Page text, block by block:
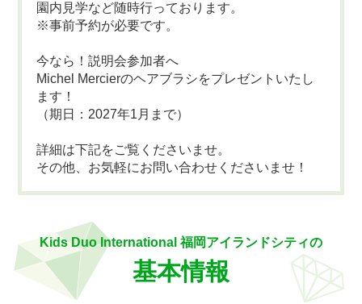
園内見学など随時行っております。
※事前予約が必要です。
今なら！説明会参加者へ
Michel Mercierのヘアブラシをプレゼントいたし
ます！
（期日：2027年1月まで）
詳細は下記をご覧くださいませ。
その他、お気軽にお問い合わせくださいませ！
Kids Duo International 福岡アイランドシティの
基本情報